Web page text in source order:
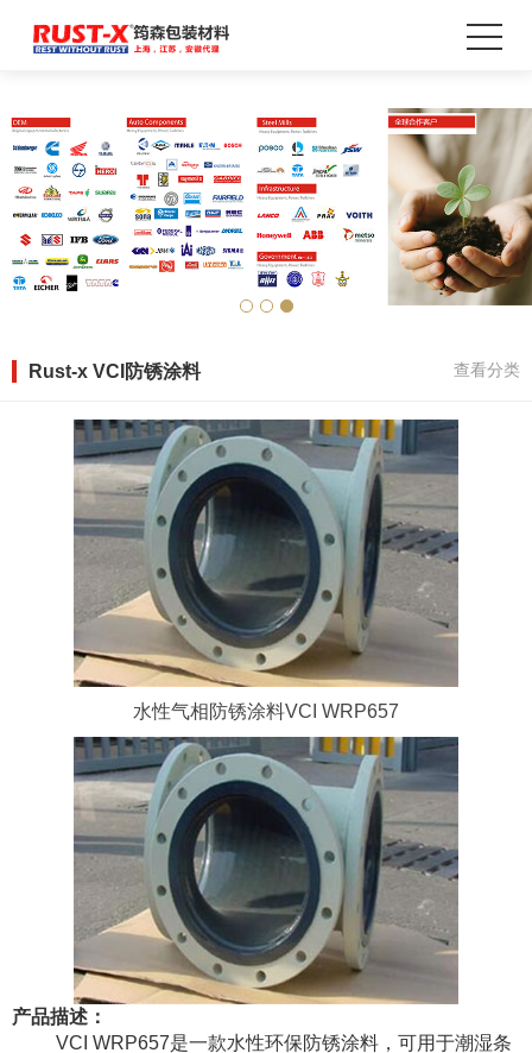
Rust-x VCI防锈涂料 查看分类
水性气相防锈涂料VCI WRP657
产品描述：
VCI WRP657是一款水性环保防锈涂料，可用于潮湿条